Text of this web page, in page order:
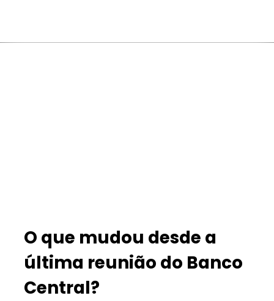
O que mudou desde a
última reunião do Banco
Central?